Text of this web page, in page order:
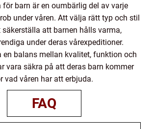
för barn är en oumbärlig del av varje
under våren. Att välja rätt typ och stil
att barnen hålls varma,
under deras vårexpeditioner.
en balans mellan kvalitet, funktion och
vara säkra på att deras barn kommer
vad våren har att erbjuda.
FAQ